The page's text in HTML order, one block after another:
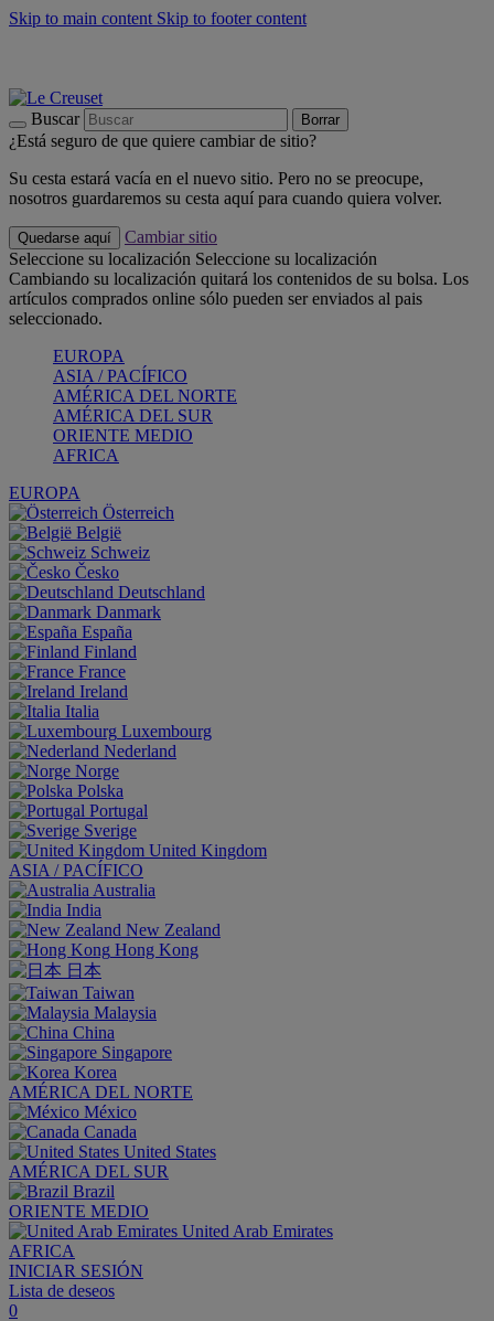
Skip to main content Skip to footer content
Buscar Borrar
¿Está seguro de que quiere cambiar de sitio?
Su cesta estará vacía en el nuevo sitio. Pero no se preocupe,
nosotros guardaremos su cesta aquí para cuando quiera volver.
Quedarse aquí
Cambiar sitio
Seleccione su localización Seleccione su localización
Cambiando su localización quitará los contenidos de su bolsa. Los
artículos comprados online sólo pueden ser enviados al pais
seleccionado.
EUROPA
ASIA / PACÍFICO
AMÉRICA DEL NORTE
AMÉRICA DEL SUR
ORIENTE MEDIO
AFRICA
EUROPA
Österreich
België
Schweiz
Česko
Deutschland
Danmark
España
Finland
France
Ireland
Italia
Luxembourg
Nederland
Norge
Polska
Portugal
Sverige
United Kingdom
ASIA / PACÍFICO
Australia
India
New Zealand
Hong Kong
日本
Taiwan
Malaysia
China
Singapore
Korea
AMÉRICA DEL NORTE
México
Canada
United States
AMÉRICA DEL SUR
Brazil
ORIENTE MEDIO
United Arab Emirates
AFRICA
INICIAR SESIÓN
Lista de deseos
0